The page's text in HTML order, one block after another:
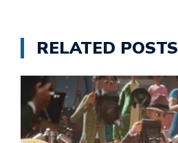
RELATED POSTS